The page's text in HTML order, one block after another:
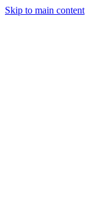
Skip to main content